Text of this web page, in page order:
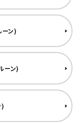
ーン)
ーン)
)